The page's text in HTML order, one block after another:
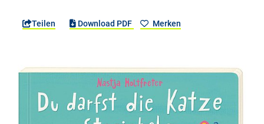
Teilen Download PDF Merken